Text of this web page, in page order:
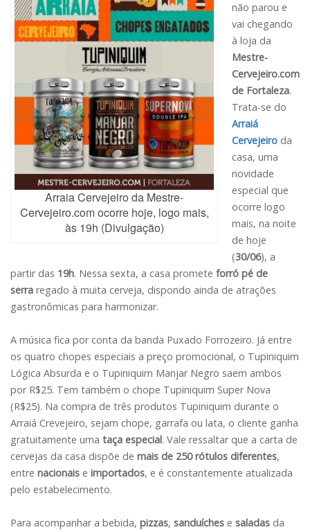
Arraia Cervejeiro da Mestre-
Cervejeiro.com ocorre hoje, logo mais,
às 19h (Divulgação)
não parou e
vai chegando
à loja da
Mestre-
Cervejeiro.com
de Fortaleza.
Trata-se do
Arraiá
Cervejeiro da
casa, uma
novidade
especial que
ocorre logo
mais, na noite
de hoje
(30/06), a
partir das 19h. Nessa sexta, a casa promete forró pé de
serra regado à muita cerveja, dispondo ainda de atrações
gastronômicas para harmonizar.
A música fica por conta da banda Puxado Forrozeiro. Já entre
os quatro chopes especiais a preço promocional, o Tupiniquim
Lógica Absurda e o Tupiniquim Manjar Negro saem ambos
por R$25. Tem também o chope Tupiniquim Super Nova
(R$25). Na compra de três produtos Tupiniquim durante o
Arraiá Crevejeiro, sejam chope, garrafa ou lata, o cliente ganha
gratuitamente uma taça especial. Vale ressaltar que a carta de
cervejas da casa dispõe de mais de 250 rótulos diferentes,
entre nacionais e importados, e é constantemente atualizada
pelo estabelecimento.
Para acompanhar a bebida, pizzas, sanduíches e saladas da